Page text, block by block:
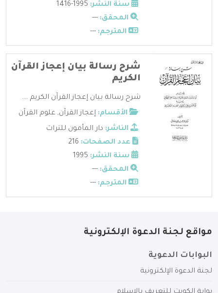
سنة النشر:
المحقق: ---
المترجم: ---
شرح رسالة بيان إعجاز القرآن
الكريم
شرح رسالة بيان إعجاز القرآن الكريم ...
الأقسام: إعجاز القرآن, علوم القرآن
الناشر: دار المأمون للتراث
عدد الصفحات:
سنة النشر:
المحقق: ---
المترجم: ---
مواقع لجنة الدعوة الإلكترونية
البوابات الدعوية
لجنة الدعوة الإلكترونية